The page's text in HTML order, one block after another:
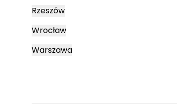
Rzeszów
Wrocław
Warszawa